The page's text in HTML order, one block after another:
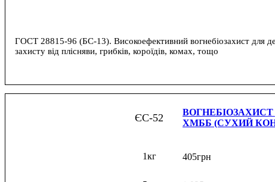
ГОСТ 28815-96 (БС-13). Високоефективний вогнебіозахист для
захисту від плісняви, грибків, короїдів, комах, тощо
ЄС-52
ХМББ (СУХИЙ
1кг 405грн